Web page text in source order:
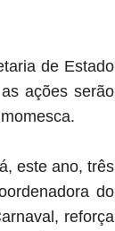
de Estado
ações serão
este ano, três
do
reforça